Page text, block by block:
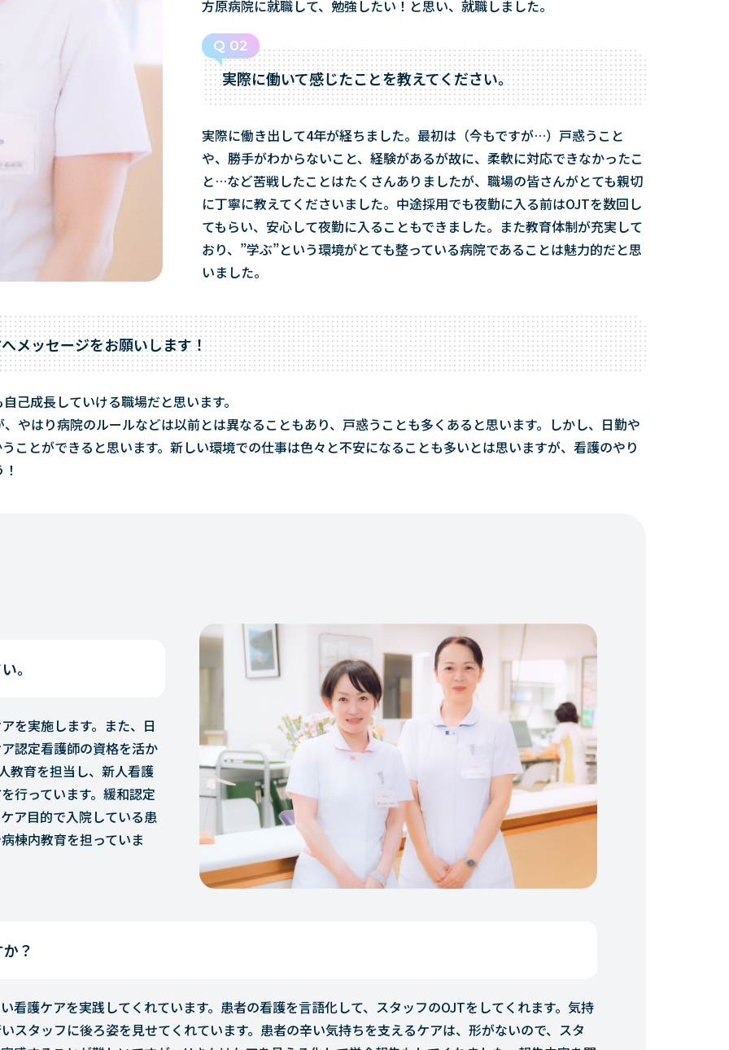
方原病院に就職して、勉強したい！と思い、就職しました。
Q 02
実際に働いて感じたことを教えてください。
実際に働き出して4年が経ちました。最初は（今もですが…）戸惑うこと
や、勝手がわからないこと、経験があるが故に、柔軟に対応できなかったこ
と…など苦戦したことはたくさんありましたが、職場の皆さんがとても親切
に丁寧に教えてくださいました。中途採用でも夜勤に入る前はOJTを数回し
てもらい、安心して夜勤に入ることもできました。また教育体制が充実して
おり、”学ぶ”という環境がとても整っている病院であることは魅力的だと思
いました。
メッセージをお願いします！
己成長していける職場だと思います。
やはり病院のルールなどは以前とは異なることもあり、戸惑うことも多くあると思います。しかし、日勤や
ことができると思います。新しい環境での仕事は色々と不安になることも多いとは思いますが、看護のやり
。
を実施します。また、日
認定看護師の資格を活か
教育を担当し、新人看護
行っています。緩和認定
ア目的で入院している患
棟内教育を担っていま
？
看護ケアを実践してくれています。患者の看護を言語化して、スタッフのOJTをしてくれます。気持
スタッフに後ろ姿を見せてくれています。患者の辛い気持ちを支えるケアは、形がないので、スタ